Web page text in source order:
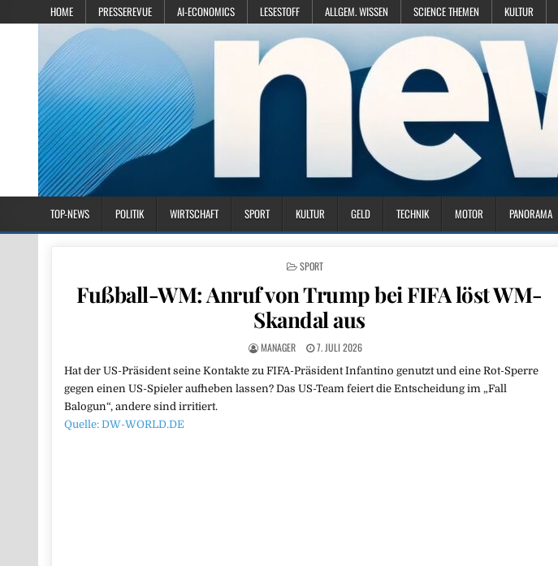
HOME PRESSEREVUE AI-ECONOMICS LESESTOFF ALLGEM. WISSEN SCIENCE THEMEN KULTUR
TOP-NEWS POLITIK WIRTSCHAFT SPORT KULTUR GELD TECHNIK MOTOR PANORAMA
POSTED IN
SPORT
Fußball-WM: Anruf von Trump bei FIFA löst WM-
Skandal aus
MANAGER 7. JULI 2026
Hat der US-Präsident seine Kontakte zu FIFA-Präsident Infantino genutzt und eine Rot-Sperre
gegen einen US-Spieler aufheben lassen? Das US-Team feiert die Entscheidung im „Fall
Balogun“, andere sind irritiert.
Quelle: DW-WORLD.DE